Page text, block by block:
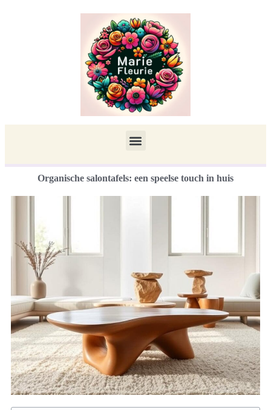
Organische salontafels: een speelse touch in huis